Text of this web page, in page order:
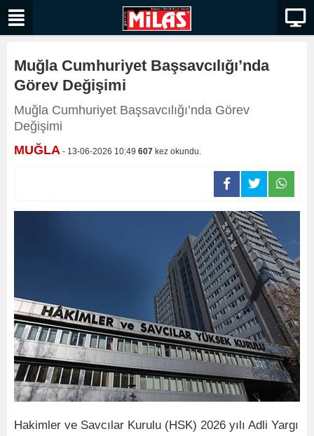
Muğla Cumhuriyet Başsavcılığı’nda
Görev Değişimi
Muğla Cumhuriyet Başsavcılığı’nda Görev
Değişimi
MUĞLA - 13-06-2026 10:49 607 kez okundu.
Hakimler ve Savcılar Kurulu (HSK) 2026 yılı Adli Yargı